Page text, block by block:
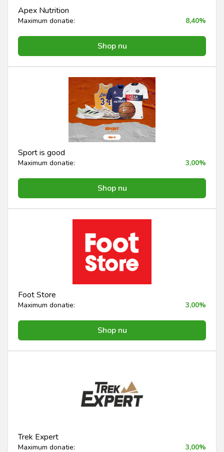
Apex Nutrition
Maximum donatie: 8,40%
Shop nu
Sport is good
Maximum donatie: 3,00%
Shop nu
Foot Store
Maximum donatie: 3,00%
Shop nu
Trek Expert
Maximum donatie: 3,00%